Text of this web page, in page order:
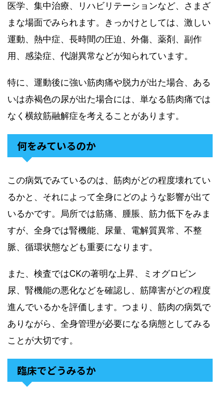
医学、集中治療、リハビリテーションなど、さまざ
まな場面でみられます。きっかけとしては、激しい
運動、熱中症、長時間の圧迫、外傷、薬剤、副作
用、感染症、代謝異常などが知られています。
特に、運動後に強い筋肉痛や脱力が出た場合、ある
いは赤褐色の尿が出た場合には、単なる筋肉痛では
なく横紋筋融解症を考えることがあります。
何をみているのか
この病気でみているのは、筋肉がどの程度壊れてい
るかと、それによって全身にどのような影響が出て
いるかです。局所では筋痛、腫脹、筋力低下をみま
すが、全身では腎機能、尿量、電解質異常、不整
脈、循環状態なども重要になります。
また、検査ではCKの著明な上昇、ミオグロビン
尿、腎機能の悪化などを確認し、筋障害がどの程度
進んでいるかを評価します。つまり、筋肉の病気で
ありながら、全身管理が必要になる病態としてみる
ことが大切です。
臨床でどうみるか